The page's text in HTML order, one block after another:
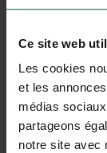
Ce site web
Les cookies
et les
médias
partageons
notre site avec